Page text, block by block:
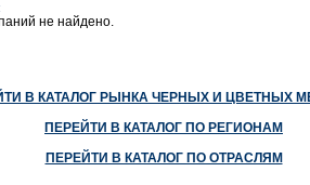
не найдено.
В КАТАЛОГ РЫНКА ЧЕРНЫХ И ЦВЕТНЫХ
ПЕРЕЙТИ В КАТАЛОГ ПО РЕГИОНАМ
ПЕРЕЙТИ В КАТАЛОГ ПО ОТРАСЛЯМ